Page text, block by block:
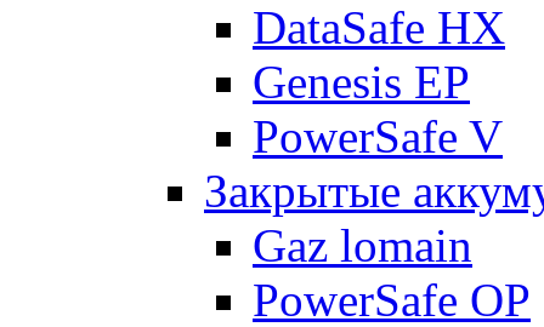
DataSafe HX
Genesis EP
PowerSafe V
Закрытые
Gaz lomain
PowerSafe OP